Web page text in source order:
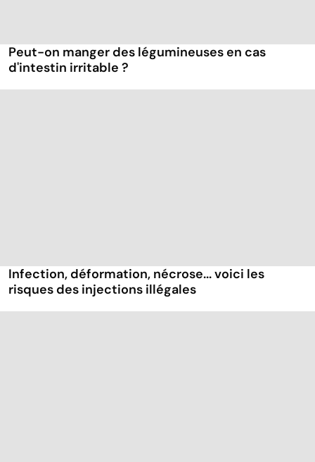
Peut-on manger des légumineuses en cas
d'intestin irritable ?
Infection, déformation, nécrose... voici les
risques des injections illégales